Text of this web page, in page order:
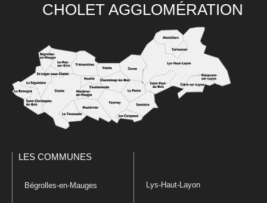
CHOLET AGGLOMÉRATION
LES COMMUNES
Bégrolles-en-Mauges Lys-Haut-Layon